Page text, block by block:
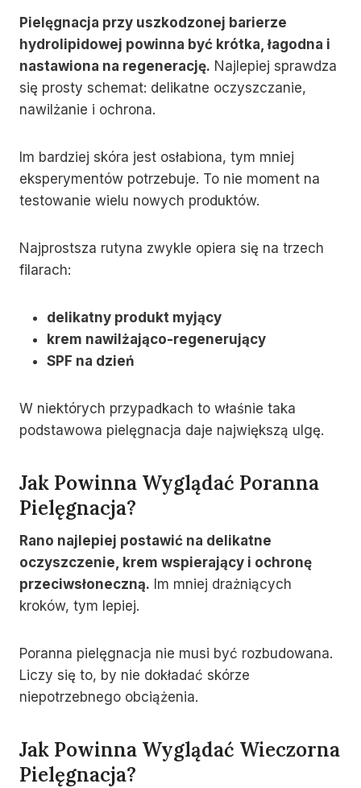
Pielęgnacja przy uszkodzonej barierze
hydrolipidowej powinna być krótka, łagodna i
nastawiona na regenerację. Najlepiej sprawdza
się prosty schemat: delikatne oczyszczanie,
nawilżanie i ochrona.
Im bardziej skóra jest osłabiona, tym mniej
eksperymentów potrzebuje. To nie moment na
testowanie wielu nowych produktów.
Najprostsza rutyna zwykle opiera się na trzech
filarach:
delikatny produkt myjący
krem nawilżająco-regenerujący
SPF na dzień
W niektórych przypadkach to właśnie taka
podstawowa pielęgnacja daje największą ulgę.
Jak Powinna Wyglądać Poranna
Pielęgnacja?
Rano najlepiej postawić na delikatne
oczyszczenie, krem wspierający i ochronę
przeciwsłoneczną. Im mniej drażniących
kroków, tym lepiej.
Poranna pielęgnacja nie musi być rozbudowana.
Liczy się to, by nie dokładać skórze
niepotrzebnego obciążenia.
Jak Powinna Wyglądać Wieczorna
Pielęgnacja?